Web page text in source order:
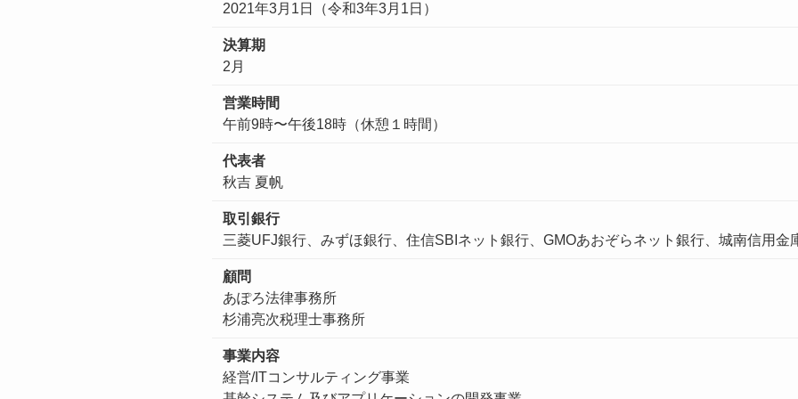
2021年3月1日（令和3年3月1日）
決算期
2月
営業時間
午前9時〜午後18時（休憩１時間）
代表者
秋吉 夏帆
取引銀行
三菱UFJ銀行、みずほ銀行、住信SBIネット銀行、GMOあおぞらネット銀行、城南信用金
顧問
あぽろ法律事務所
杉浦亮次税理士事務所
事業内容
経営/ITコンサルティング事業